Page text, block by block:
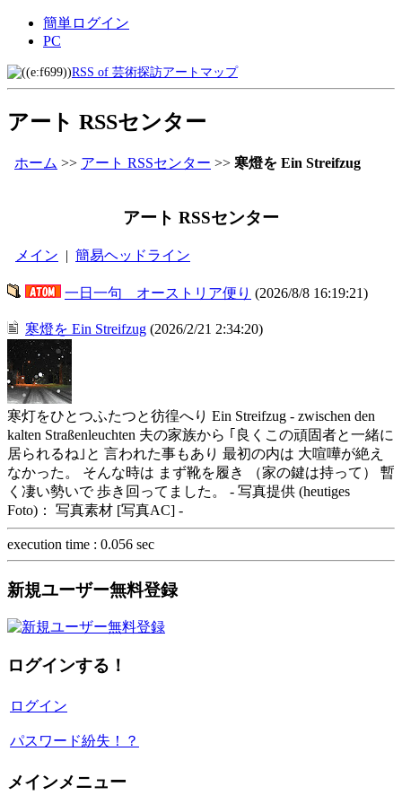
簡単ログイン
PC
RSS of 芸術探訪アートマップ
アート RSSセンター
ホーム >> アート RSSセンター >> 寒燈を Ein Streifzug
アート RSSセンター
メイン | 簡易ヘッドライン
一日一句 オーストリア便り (2026/8/8 16:19:21)
寒燈を Ein Streifzug (2026/2/21 2:34:20)
寒灯をひとつふたつと彷徨へり Ein Streifzug - zwischen den
kalten Straßenleuchten 夫の家族から ｢良くこの頑固者と一緒に
居られるね｣と 言われた事もあり 最初の内は 大喧嘩が絶え
なかった。 そんな時は まず靴を履き （家の鍵は持って） 暫
く凄い勢いで 歩き回ってました。 - 写真提供 (heutiges
Foto)： 写真素材 [写真AC] -
execution time : 0.056 sec
新規ユーザー無料登録
ログインする！
ログイン
パスワード紛失！？
メインメニュー